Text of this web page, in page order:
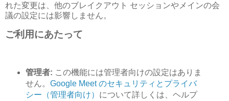
れた変更は、他のブレイクアウト セッションやメインの会
議の設定には影響しません。
ご利用にあたって
管理者: この機能には管理者向けの設定はありま
せん。 Google Meet のセキュリティとプライバ
シー（管理者向け） について詳しくは、ヘルプ